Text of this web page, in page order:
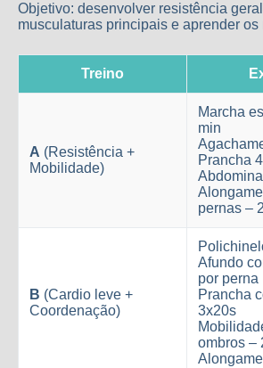
Objetivo: desenvolver resistência
musculaturas principais e aprender os
Treino
A (Resistência +
Mobilidade)
Marcha
min
Prancha
pernas –
B (Cardio leve +
Coordenação)
Afundo
por perna
Prancha
3x20s
ombros –